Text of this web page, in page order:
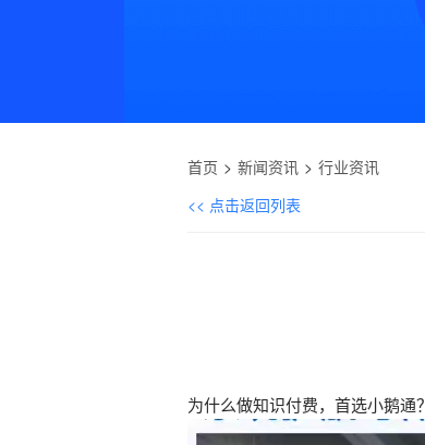
首页 新闻资讯
行业资讯
<< 点击返回列表
为什么做知识付费，首选小鹅通？